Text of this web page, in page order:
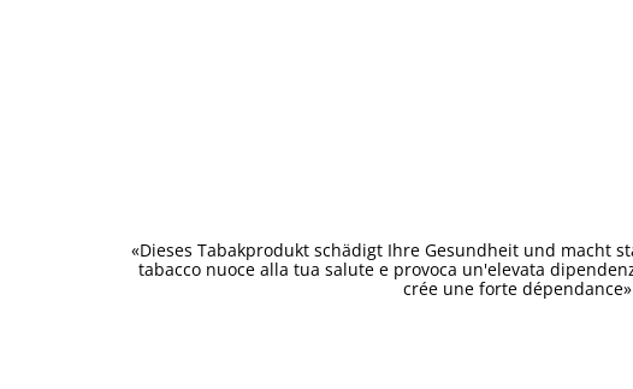
«Dieses Tabakprodukt schädigt Ihre Gesundheit und macht
tabacco nuoce alla tua salute e provoca un'elevata
crée une forte